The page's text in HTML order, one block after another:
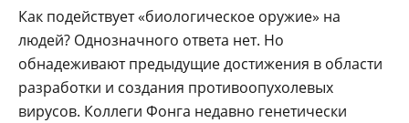
Как подействует «биологическое оружие» на
людей? Однозначного ответа нет. Но
обнадеживают предыдущие достижения в области
разработки и создания противоопухолевых
вирусов. Коллеги Фонга недавно генетически